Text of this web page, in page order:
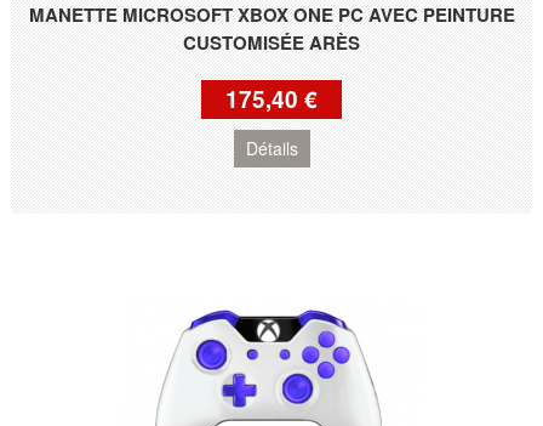
MANETTE MICROSOFT XBOX ONE PC AVEC PEINTURE
CUSTOMISÉE ARÈS
175,40 €
Détails